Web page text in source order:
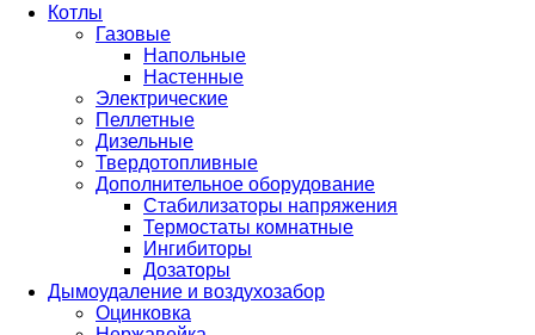
Котлы
Газовые
Напольные
Настенные
Электрические
Пеллетные
Дизельные
Твердотопливные
Дополнительное оборудование
Стабилизаторы напряжения
Термостаты комнатные
Ингибиторы
Дозаторы
Дымоудаление и воздухозабор
Оцинковка